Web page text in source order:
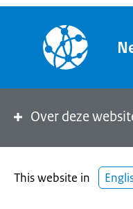
Over deze
This website in